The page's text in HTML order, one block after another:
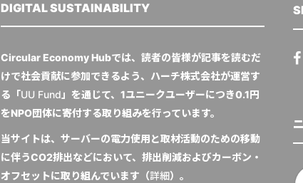
DIGITAL SUSTAINABILITY
Circular Economy Hubでは、読者の皆様が記事を読むだ
けで社会貢献に参加できるよう、ハーチ株式会社が運営す
る「UU Fund」を通じて、1ユニークユーザーにつき0.1円
をNPO団体に寄付する取り組みを行っています。
当サイトは、サーバーの電力使用と取材活動のための移動
に伴うCO2排出などにおいて、排出削減およびカーボン・
オフセットに取り組んでいます（詳細）。